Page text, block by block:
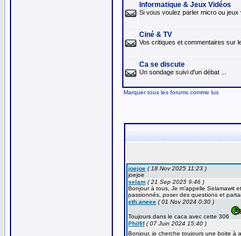
Informatique & Jeux Vidéos
Si vous voulez parler micro ou
Ciné & TV
Vos critiques et commentaires sur
Ca se discute
Un sondage suivi d'un débat ...
Marquer tous les forums comme lus